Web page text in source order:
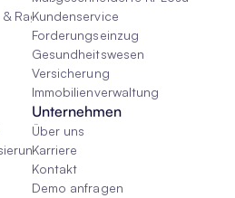
RagKundenservice
Forderungseinzug
Gesundheitswesen
Versicherung
Immobilienverwaltung
101
Unternehmen
Über uns
Karriere
Kontakt
Demo anfragen